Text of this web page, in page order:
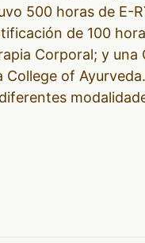
500 horas de E-
de 100
Corporal; y
of